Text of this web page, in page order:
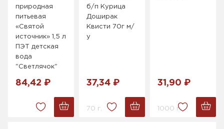
природная
питьевая
«Святой
источник» 1,5 л
ПЭТ детская
вода
"Светлячок"
84,42 ₽
б/п Курица
Доширак
Квисти 70г м/
у
37,34 ₽
70 г.
31,90 ₽
1000 г.